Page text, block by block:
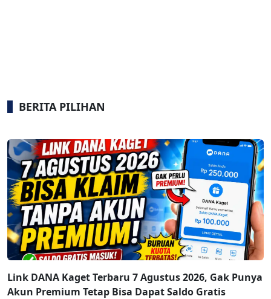
BERITA PILIHAN
Link DANA Kaget Terbaru 7 Agustus 2026, Gak Punya
Akun Premium Tetap Bisa Dapat Saldo Gratis